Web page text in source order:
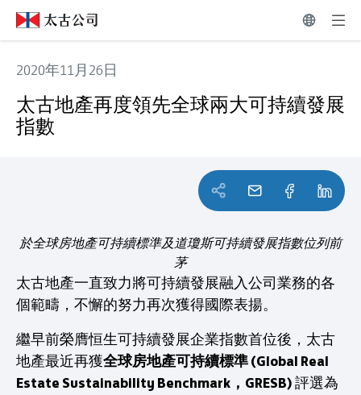
2020年11月26日
太古地產再度領先全球兩大可持續發展
指數
於全球房地產可持續標準及道瓊斯可持續發展指數位列前
茅
太古地產一直致力將可持續發展融入公司業務的各
個範疇，不懈的努力再次獲得國際表揚。
繼早前榮膺恒生可持續發展企業指數首位後，太古
地產最近再獲全球房地產可持續標準 (Global Real
Estate Sustainability Benchmark，GRESB) 評選為